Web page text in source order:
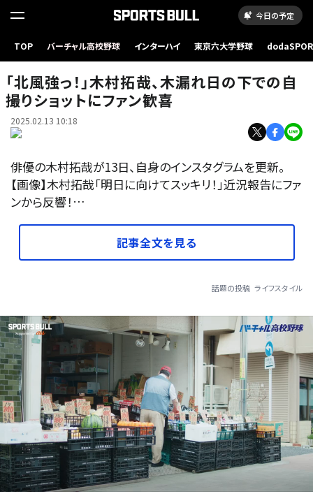
今日の予定
TOP バーチャル高校野球 インターハイ 東京六大学野球
「北風強っ！」木村拓哉、木漏れ日の下での自
撮りショットにファン歓喜
2025.02.13 10:18
俳優の木村拓哉が13日、自身のインスタグラムを更新。
【画像】木村拓哉「明日に向けてスッキリ！」近況報告にファ
ンから反響！…
記事全文を見る
話題の投稿 ライフスタイル